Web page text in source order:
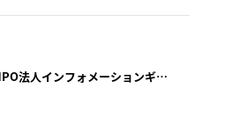
伊藤 芳浩 （NPO法人インフォメーションギャップバスター）